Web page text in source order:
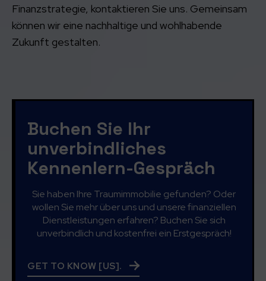
Finanzstrategie, kontaktieren Sie uns. Gemeinsam
können wir eine nachhaltige und wohlhabende
Zukunft gestalten.
Buchen Sie Ihr
unverbindliches
Kennenlern-Gespräch
Sie haben Ihre Traumimmobilie gefunden? Oder
wollen Sie mehr über uns und unsere finanziellen
Dienstleistungen erfahren? Buchen Sie sich
unverbindlich und kostenfrei ein Erstgespräch!
GET TO KNOW [US].